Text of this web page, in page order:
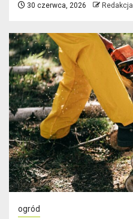
30 czerwca, 2026 Redakcja
ogród